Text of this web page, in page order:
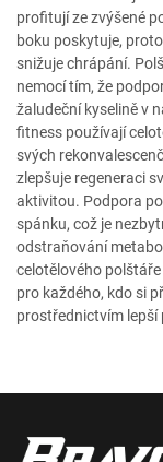
profitují ze zvýšené
boku poskytuje,
snižuje chrápání.
nemocí tím, že
žaludeční kyselině v
fitness používají
svých
zlepšuje regeneraci
aktivitou. Podpora
spánku, což je
odstraňování
celotělového
pro každého, kdo si
prostřednictvím lepší